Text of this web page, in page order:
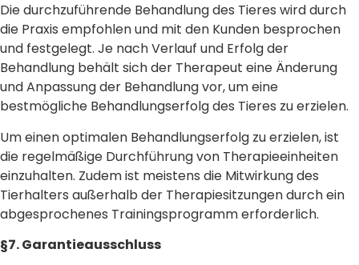
Die durchzuführende Behandlung des Tieres wird durch
die Praxis empfohlen und mit den Kunden besprochen
und festgelegt. Je nach Verlauf und Erfolg der
Behandlung behält sich der Therapeut eine Änderung
und Anpassung der Behandlung vor, um eine
bestmögliche Behandlungserfolg des Tieres zu erzielen.
Um einen optimalen Behandlungserfolg zu erzielen, ist
die regelmäßige Durchführung von Therapieeinheiten
einzuhalten. Zudem ist meistens die Mitwirkung des
Tierhalters außerhalb der Therapiesitzungen durch ein
abgesprochenes Trainingsprogramm erforderlich.
§7. Garantieausschluss